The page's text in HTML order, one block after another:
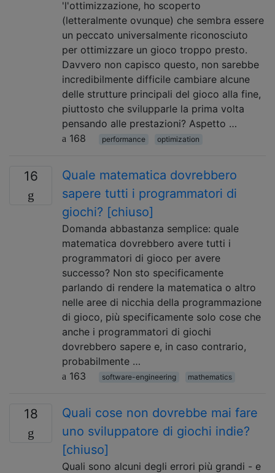
'l'ottimizzazione, ho scoperto
(letteralmente ovunque) che sembra essere
un peccato universalmente riconosciuto
per ottimizzare un gioco troppo presto.
Davvero non capisco questo, non sarebbe
incredibilmente difficile cambiare alcune
delle strutture principali del gioco alla fine,
piuttosto che svilupparle la prima volta
pensando alle prestazioni? Aspetto …
168
performance optimization
16
Quale matematica dovrebbero
sapere tutti i programmatori di
giochi? [chiuso]
Domanda abbastanza semplice: quale
matematica dovrebbero avere tutti i
programmatori di gioco per avere
successo? Non sto specificamente
parlando di rendere la matematica o altro
nelle aree di nicchia della programmazione
di gioco, più specificamente solo cose che
anche i programmatori di giochi
dovrebbero sapere e, in caso contrario,
probabilmente …
163
software-engineering mathematics
18
Quali cose non dovrebbe mai fare
uno sviluppatore di giochi indie?
[chiuso]
Quali sono alcuni degli errori più grandi - e